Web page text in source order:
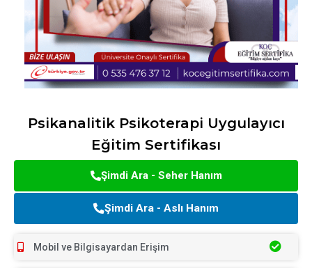
Psikanalitik Psikoterapi Uygulayıcı
Eğitim Sertifikası
Şimdi Ara - Seher Hanım
Şimdi Ara - Aslı Hanım
Mobil ve Bilgisayardan Erişim